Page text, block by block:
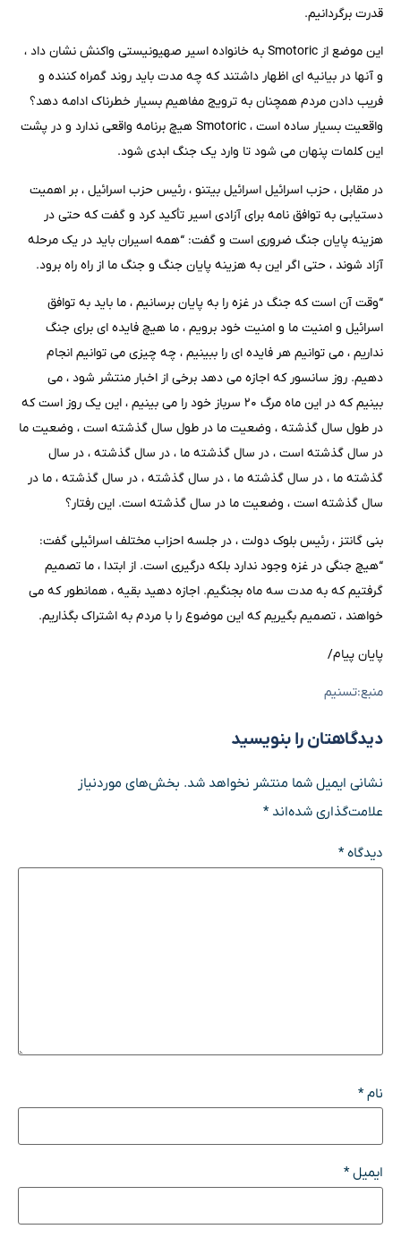
قدرت برگردانیم.
این موضع از Smotoric به خانواده اسیر صهیونیستی واکنش نشان داد ،
و آنها در بیانیه ای اظهار داشتند که چه مدت باید روند گمراه کننده و
فریب دادن مردم همچنان به ترویج مفاهیم بسیار خطرناک ادامه دهد؟
واقعیت بسیار ساده است ، Smotoric هیچ برنامه واقعی ندارد و در پشت
این کلمات پنهان می شود تا وارد یک جنگ ابدی شود.
در مقابل ، حزب اسرائیل اسرائیل بیتنو ، رئیس حزب اسرائیل ، بر اهمیت
دستیابی به توافق نامه برای آزادی اسیر تأکید کرد و گفت که حتی در
هزینه پایان جنگ ضروری است و گفت: “همه اسیران باید در یک مرحله
آزاد شوند ، حتی اگر این به هزینه پایان جنگ و جنگ ما از راه راه برود.
“وقت آن است که جنگ در غزه را به پایان برسانیم ، ما باید به توافق
اسرائیل و امنیت ما و امنیت خود برویم ، ما هیچ فایده ای برای جنگ
نداریم ، می توانیم هر فایده ای را ببینیم ، چه چیزی می توانیم انجام
دهیم. روز سانسور که اجازه می دهد برخی از اخبار منتشر شود ، می
بینیم که در این ماه مرگ ۲۰ سرباز خود را می بینیم ، این یک روز است که
در طول سال گذشته ، وضعیت ما در طول سال گذشته است ، وضعیت ما
در سال گذشته است ، در سال گذشته ما ، در سال گذشته ، در سال
گذشته ما ، در سال گذشته ما ، در سال گذشته ، در سال گذشته ، ما در
سال گذشته است ، وضعیت ما در سال گذشته است. این رفتار؟
بنی گانتز ، رئیس بلوک دولت ، در جلسه احزاب مختلف اسرائیلی گفت:
“هیچ جنگی در غزه وجود ندارد بلکه درگیری است. از ابتدا ، ما تصمیم
گرفتیم که به مدت سه ماه بجنگیم. اجازه دهید بقیه ، همانطور که می
خواهند ، تصمیم بگیریم که این موضوع را با مردم به اشتراک بگذاریم.
پایان پیام/
منبع:تسنیم
دیدگاهتان را بنویسید
نشانی ایمیل شما منتشر نخواهد شد. بخش‌های موردنیاز
علامت‌گذاری شده‌اند*
دیدگاه*
نام*
ایمیل*